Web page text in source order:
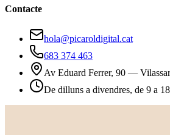
Contacte
hola@picaroldigital.cat
683 374 463
Av Eduard Ferrer, 90 —
De dilluns a divendres, de 9 a